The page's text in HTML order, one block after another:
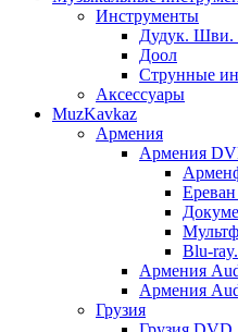
Инструменты
Дудук. Шви.
Доол
Струнные
Аксессуары
MuzKavkaz
Армения
Армения
Blu-
Армения
Армения
Грузия